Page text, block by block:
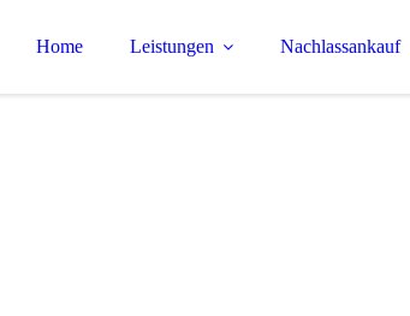
Home Leistungen Nachlassankauf